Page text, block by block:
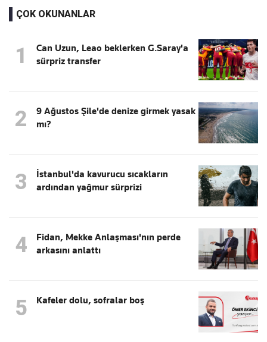
ÇOK OKUNANLAR
1
Can Uzun, Leao beklerken G.Saray'a
sürpriz transfer
2
9 Ağustos Şile'de denize girmek yasak
mı?
3
İstanbul'da kavurucu sıcakların
ardından yağmur sürprizi
4
Fidan, Mekke Anlaşması'nın perde
arkasını anlattı
5 Kafeler dolu, sofralar boş